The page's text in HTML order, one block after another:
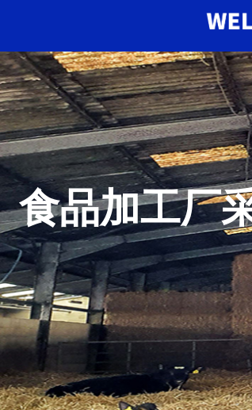
食品加工厂